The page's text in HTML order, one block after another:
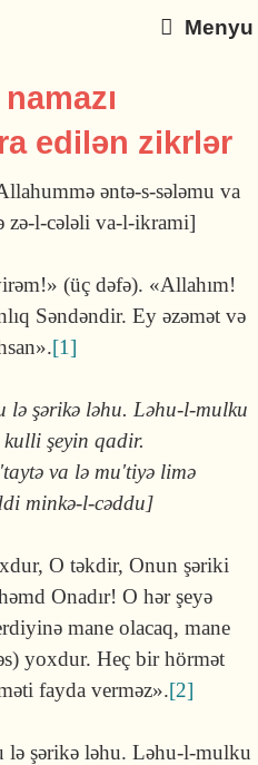
Menyu
edilən zikrlər
ən­tə-s-sələmu va
zə-l-cələli va-l-ikrami]
(üç dəfə). «Allahım!
Səndəndir. Ey əzəmət və
[1]
şərikə ləhu. Ləhu-l-mulku
şeyin qadir.
va lə mu'tiyə limə
minkə-l-cəddu]
O tək­dir, Onun şəri­ki
Onadır! O hər şeyə
mane olacaq, mane
yoxdur. Heç bir hörmət
fayda ver­məz».[2]
şərikə ləhu. Ləhu-l-mulku